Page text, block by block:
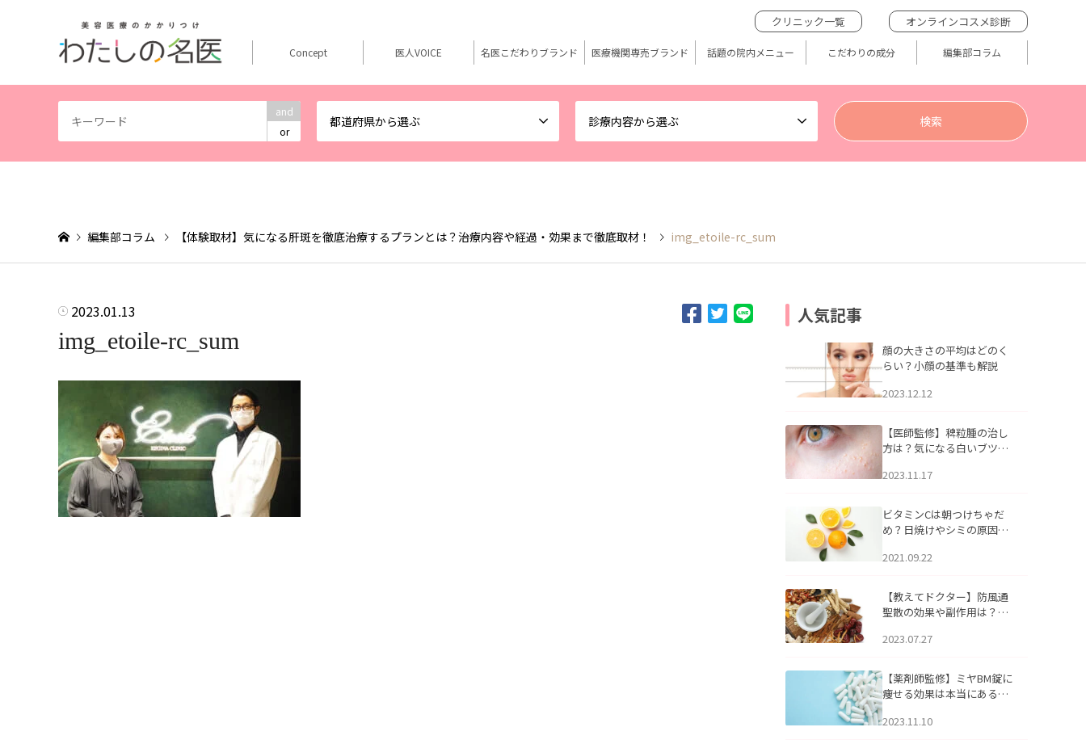
and
or
都道府県から選ぶ 診療内容から選ぶ
クリニック一覧 オンラインコスメ診断
Concept 医人VOICE 名医こだわりブランド 医療機関専売ブランド 話題の院内メニュー こだわりの成分 編集部コラム
編集部コラム 【体験取材】気になる肝斑を徹底治療するプランとは？治療内容や経過・効果まで徹底取材！ img_etoile-rc_sum
2023.01.13
img_etoile-rc_sum
人気記事
顔の大きさの平均はどのく
らい？小顔の基準も解説
2023.12.12
【医師監修】稗粒腫の治し
方は？気になる白いブツブ
アについて
2023.11.17
ビタミンCは朝つけちゃだ
め？日焼けやシミの原因に
2021.09.22
【教えてドクター】防風通
聖散の効果や副作用は？長
2023.07.27
【薬剤師監修】ミヤBM錠に
痩せる効果は本当にある
2023.11.10